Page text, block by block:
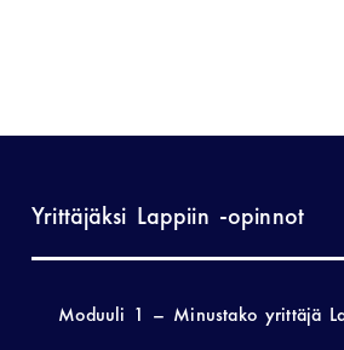
Yrittäjäksi Lappiin -opinnot
Moduuli 1 – Minustako yrittäjä